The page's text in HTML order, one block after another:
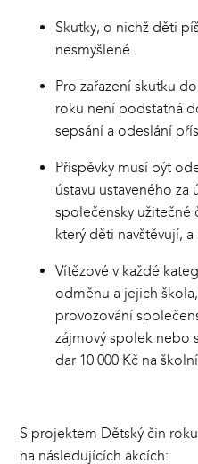
Skutky, o nichž děti
nesmyšlené.
Pro zařazení skutku
roku není podstatná
sepsání a odeslání
Příspěvky musí být
ústavu ustaveného
společensky užitečné
který děti navštěvují,
Vítězové v každé
odměnu a jejich
provozování
zájmový spolek nebo
dar 10 000 Kč na
S projektem Dětský čin
na následujících akcích: